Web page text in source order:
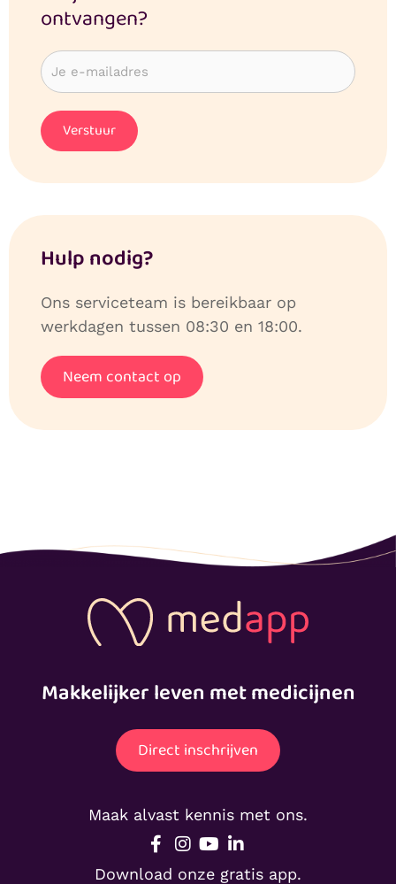
ontvangen?
Hulp nodig?
Ons serviceteam is bereikbaar op
werkdagen tussen 08:30 en 18:00.
Neem contact op
Makkelijker leven met medicijnen
Direct inschrijven
Maak alvast kennis met ons.
Download onze gratis app.